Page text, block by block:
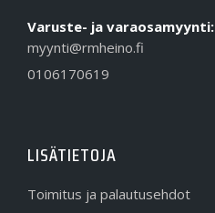
Varuste- ja varaosamyynti:
myynti@rmheino.fi
0106170619
LISÄTIETOJA
Toimitus ja palautusehdot